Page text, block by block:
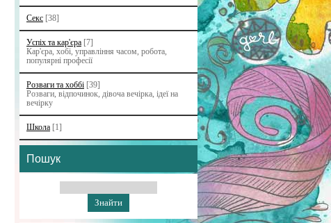
Секс [38]
Успіх та кар'єра [7]
Кар'єра, хобі, управління часом, робота,
популярні професії
Розваги та хоббі [39]
Розваги, відпочинок, дівоча вечірка, ідеї на
вечірку
Школа [1]
Пошук